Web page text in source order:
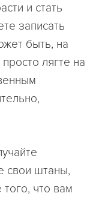
и стать
записать
быть, на
лягте на
свои штаны,
что вам